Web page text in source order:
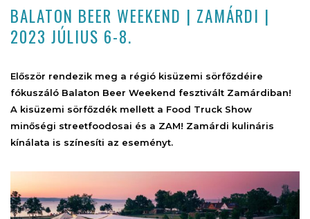
BALATON BEER WEEKEND | ZAMÁRDI |
2023 JÚLIUS 6-8.
Először rendezik meg a régió kisüzemi sörfőzdéire
fókuszáló Balaton Beer Weekend fesztivált Zamárdiban!
A kisüzemi sörfőzdék mellett a Food Truck Show
minőségi streetfoodosai és a ZAM! Zamárdi kulináris
kínálata is színesíti az eseményt.